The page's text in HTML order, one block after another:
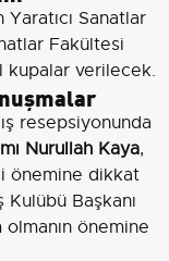
Sanatlar
Fakültesi
kupalar verilecek.
resepsiyonunda
Nurullah Kaya,
önemine dikkat
Başkanı
önemine